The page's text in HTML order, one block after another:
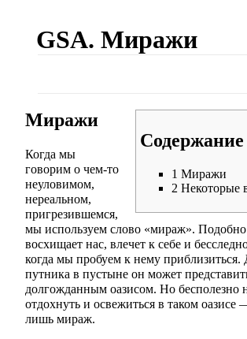
GSA. Миражи
Содержание
1 Миражи
2 Некоторые
Миражи
Когда мы
говорим о чем-то
неуловимом,
нереальном,
пригрезившемся,
мы используем слово «мираж». Подобно
восхищает нас, влечет к себе и
когда мы пробуем к нему приблизиться.
путника в пустыне он может
долгожданным оазисом. Но бесполезно
отдохнуть и освежиться в таком оазисе
лишь мираж.